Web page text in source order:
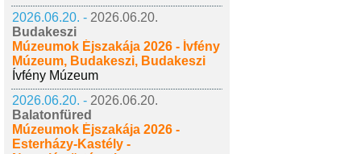
2026.06.20. - 2026.06.20.
Budakeszi
Múzeumok Éjszakája 2026 - Ívfény
Múzeum, Budakeszi, Budakeszi
Ívfény Múzeum
2026.06.20. - 2026.06.20.
Balatonfüred
Múzeumok Éjszakája 2026 -
Esterházy-Kastély -